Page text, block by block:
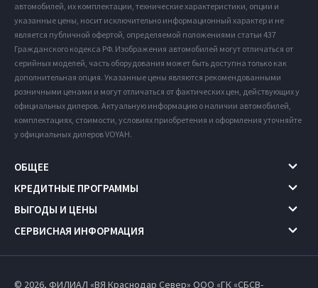
автомобилей, их комплектации, технические характеристики, опции и
указанные цены, носит исключительно информационный характер и не
является публичной офертой, определяемой положениями статьи 437
Гражданского кодекса РФ. Изображения автомобилей могут отличаться от
серийных моделей, часть оборудования может быть доступна только как
дополнительная опция. Указанные цены являются рекомендованными
розничными ценами и могут отличаться от фактических цен, действующих у
официальных дилеров. Актуальную информацию о наличии автомобилей,
комплектациях, стоимости, условиях приобретения и оформления уточняйте
у официальных дилеров VOYAH.
ОБЩЕЕ
КРЕДИТНЫЕ ПРОГРАММЫ
ВЫГОДЫ И ЦЕНЫ
СЕРВИСНАЯ ИНФОРМАЦИЯ
© 2026, ФИЛИАЛ «ВЯ Краснодар Север» ООО «ГК «СБСВ-